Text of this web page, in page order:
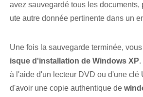
avez sauvegardé tous les documents,
ute autre donnée pertinente dans un
Une fois la sauvegarde terminée,
isque d'installation de Windows XP.
à l'aide d'un lecteur DVD ou d'une clé
d'avoir une copie authentique de